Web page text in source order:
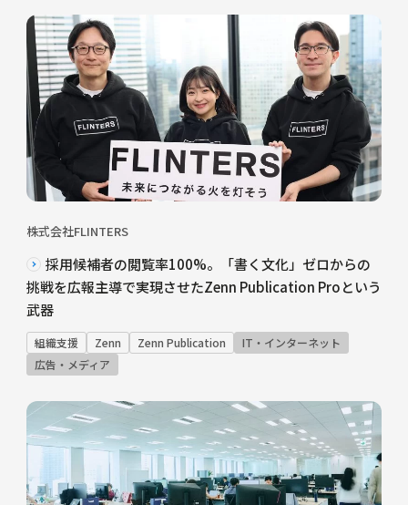
株式会社FLINTERS
採用候補者の閲覧率100%。「書く文化」ゼロからの
挑戦を広報主導で実現させたZenn Publication Proという
武器
組織支援 Zenn Zenn Publication
IT・インターネット
広告・メディア